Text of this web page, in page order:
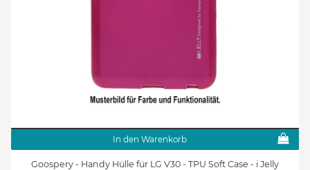
In den Warenkorb
Goospery - Handy Hülle für LG V30 - TPU Soft Case - i Jelly